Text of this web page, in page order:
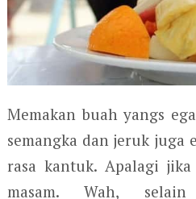
Memakan buah yangs
semangka dan jeruk
rasa kantuk. Apalagi
masam. Wah,